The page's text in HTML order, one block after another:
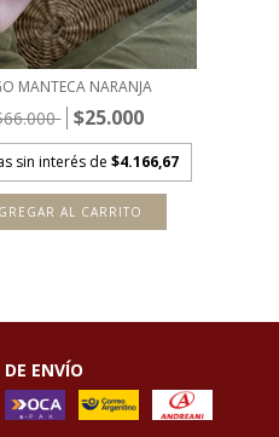
MANTECA NARANJA
$25.000
sin interés de $4.166,67
AL CARRITO
ENVÍO